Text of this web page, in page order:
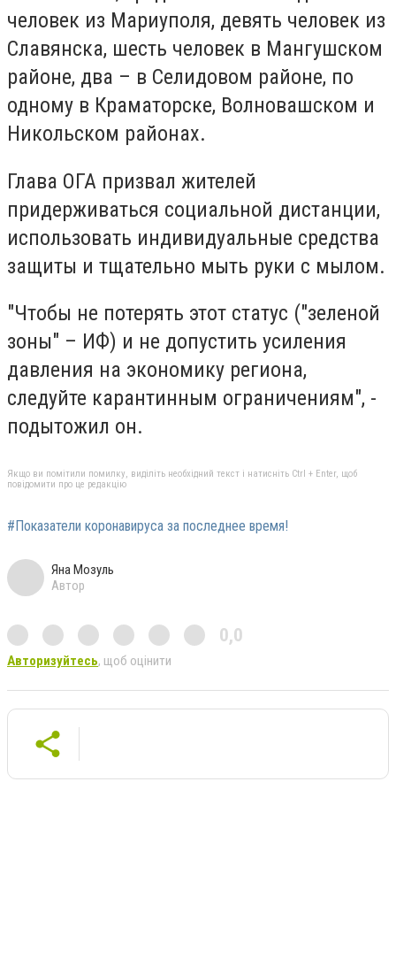
человек из Мариуполя, девять человек из
Славянска, шесть человек в Мангушском
районе, два – в Селидовом районе, по
одному в Краматорске, Волновашском и
Никольском районах.
Глава ОГА призвал жителей
придерживаться социальной дистанции,
использовать индивидуальные средства
защиты и тщательно мыть руки с мылом.
"Чтобы не потерять этот статус ("зеленой
зоны" – ИФ) и не допустить усиления
давления на экономику региона,
следуйте карантинным ограничениям", -
подытожил он.
Якщо ви помітили помилку, виділіть необхідний текст і натисніть Ctrl + Enter, щоб
повідомити про це редакцію
#Показатели коронавируса за последнее время!
Яна Мозуль
Автор
0,0
Авторизуйтесь, щоб оцінити